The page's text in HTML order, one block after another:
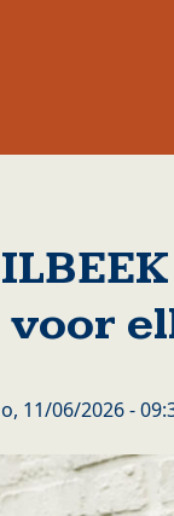
voor
11/06/2026 -